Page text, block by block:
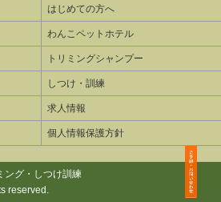
はじめての方へ
わんこペットホテル
トリミングシャンプー
しつけ・訓練
求人情報
個人情報保護方針
ング・しつけ訓練
reserved.